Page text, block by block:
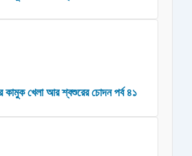
কামুক খেলা আর শ্বশুরের চোদন পর্ব ৪১